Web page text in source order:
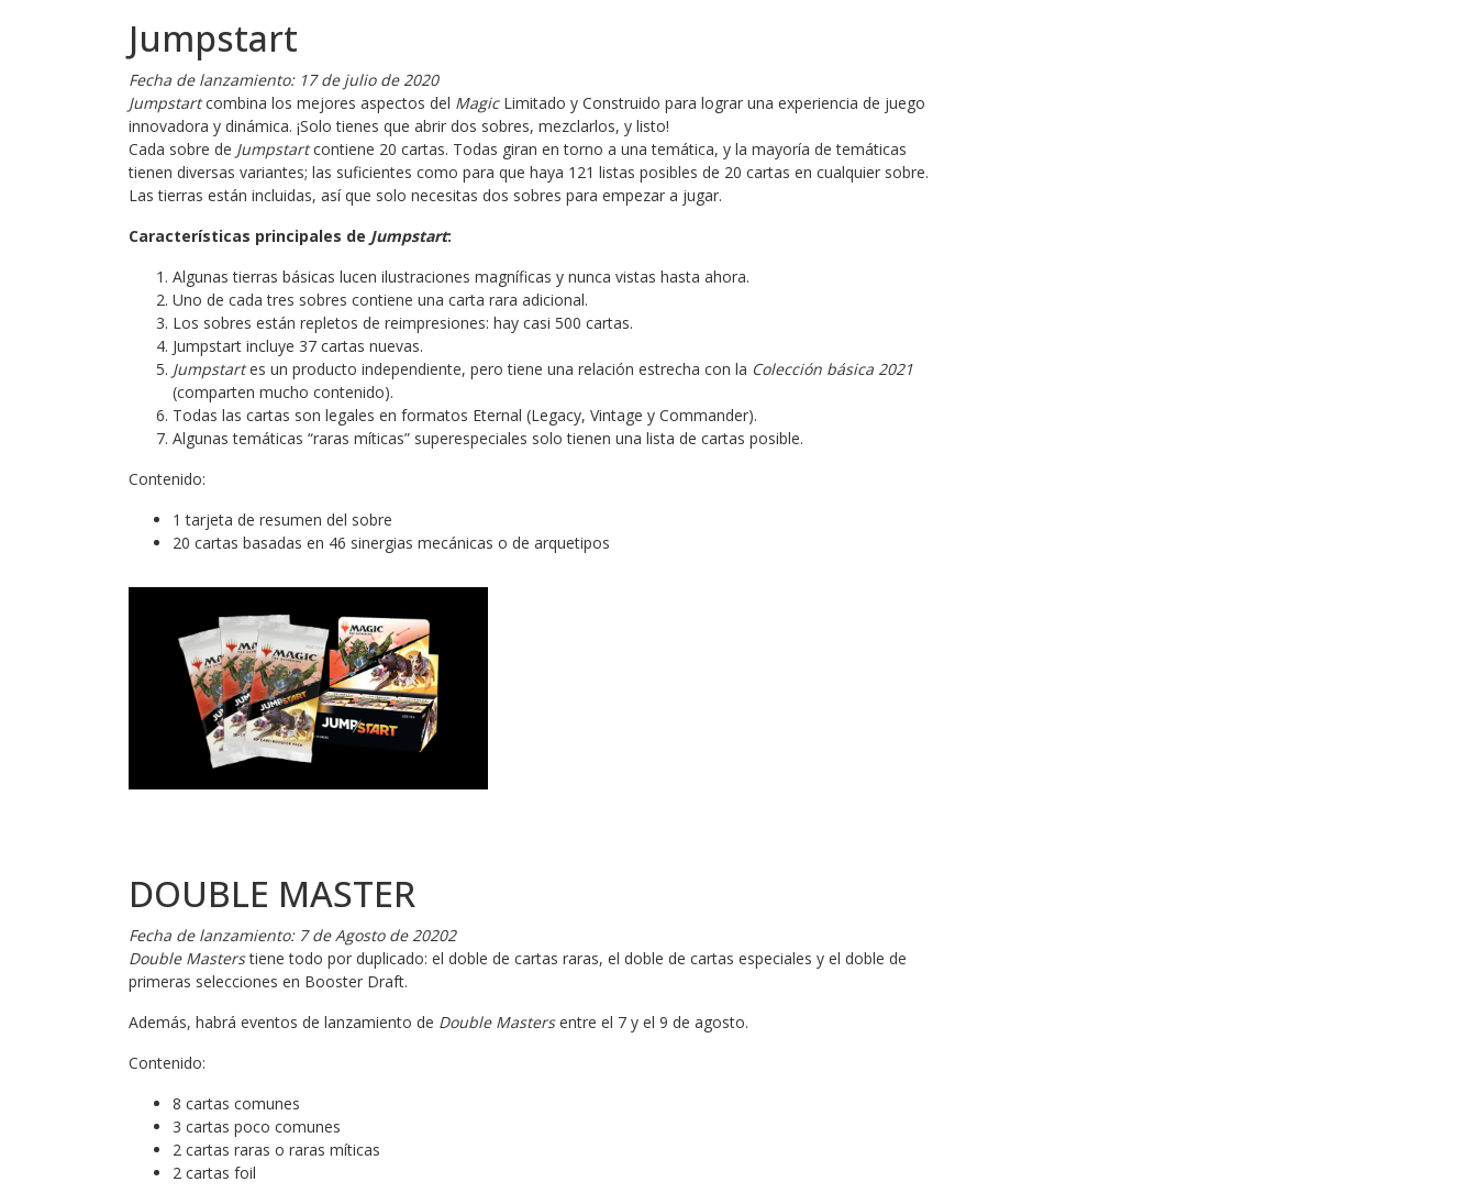
Jumpstart
Fecha de lanzamiento: 17 de julio de 2020
Jumpstartcombina los mejores aspectos del MagicLimitado y Construido para lograr una experiencia de juego
innovadora y dinámica. ¡Solo tienes que abrir dos sobres, mezclarlos, y listo!
Cada sobre de Jumpstartcontiene 20 cartas. Todas giran en torno a una temática, y la mayoría de temáticas
tienen diversas variantes; las suficientes como para que haya 121 listas posibles de 20 cartas en cualquier sobre.
Las tierras están incluidas, así que solo necesitas dos sobres para empezar a jugar.
Características principales de Jumpstart:
Algunas tierras básicas lucen ilustraciones magníficas y nunca vistas hasta ahora.
Uno de cada tres sobres contiene una carta rara adicional.
Los sobres están repletos de reimpresiones: hay casi 500 cartas.
Jumpstart incluye 37 cartas nuevas.
Jumpstartes un producto independiente, pero tiene una relación estrecha con la Colección básica 2021
(comparten mucho contenido).
Todas las cartas son legales en formatos Eternal (Legacy, Vintage y Commander).
Algunas temáticas “raras míticas” superespeciales solo tienen una lista de cartas posible.
Contenido:
1 tarjeta de resumen del sobre
20 cartas basadas en 46 sinergias mecánicas o de arquetipos
DOUBLE MASTER
Fecha de lanzamiento: 7 de Agosto de 20202
Double Masterstiene todo por duplicado: el doble de cartas raras, el doble de cartas especiales y el doble de
primeras selecciones en Booster Draft.
Además, habrá eventos de lanzamiento de Double Mastersentre el 7 y el 9 de agosto.
Contenido:
8 cartas comunes
3 cartas poco comunes
2 cartas raras o raras míticas
2 cartas foil